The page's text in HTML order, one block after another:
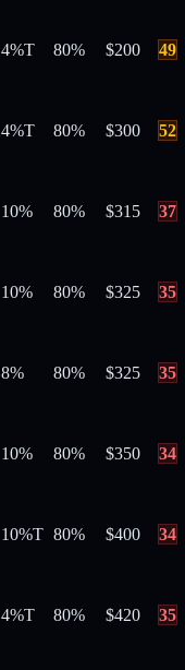
4%T 80% $200 49
4%T 80% $300 52
10% 80% $315 37
10% 80% $325 35
8% 80% $325 35
10% 80% $350 34
10%T 80% $400 34
4%T 80% $420 35